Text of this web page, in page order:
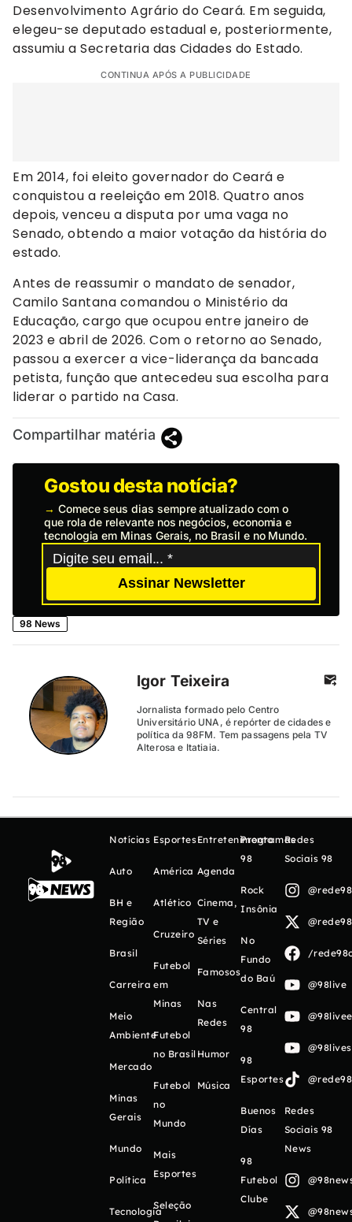
Desenvolvimento Agrário do Ceará. Em seguida,
elegeu-se deputado estadual e, posteriormente,
assumiu a Secretaria das Cidades do Estado.
CONTINUA APÓS A PUBLICIDADE
Em 2014, foi eleito governador do Ceará e
conquistou a reeleição em 2018. Quatro anos
depois, venceu a disputa por uma vaga no
Senado, obtendo a maior votação da história do
estado.
Antes de reassumir o mandato de senador,
Camilo Santana comandou o Ministério da
Educação, cargo que ocupou entre janeiro de
2023 e abril de 2026. Com o retorno ao Senado,
passou a exercer a vice-liderança da bancada
petista, função que antecedeu sua escolha para
liderar o partido na Casa.
Compartilhar matéria
Gostou desta notícia?
→ Comece seus dias sempre atualizado com o
que rola de relevante nos negócios, economia e
tecnologia em Minas Gerais, no Brasil e no Mundo.
Assinar Newsletter
98 News
Igor Teixeira
Jornalista formado pelo Centro
Universitário UNA, é repórter de cidades e
política da 98FM. Tem passagens pela TV
Alterosa e Itatiaia.
Notícias
Auto
BH e
Região
Brasil
Carreira
Meio
Ambiente
Mercado
Minas
Gerais
Mundo
Política
Tecnologia
Esportes
América
Atlético
Cruzeiro
Futebol
em
Minas
Futebol
no Brasil
Futebol
no
Mundo
Mais
Esportes
Seleção
Entretenimento
Agenda
Cinema,
TV e
Séries
Famosos
Nas
Redes
Humor
Música
Programas
98
Rock
Insônia
No
Fundo
do Baú
Central
98
98
Esportes
Buenos
Días
98
Futebol
Clube
Redes
Sociais 98
/
@98live
Redes
Sociais 98
News